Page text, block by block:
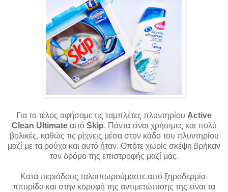
Για το τέλος αφήσαμε τις ταμπλέτες πλυντηρίου Active
Clean Ultimateαπό Skip. Πάντα είναι χρήσιμες και πολύ
βολικές, καθώς τις ρίχνεις μέσα στον κάδο του πλυντηρίου
μαζί με τα ρούχα και αυτό ήταν. Οπότε χωρίς σκέψη βρήκαν
τον δρόμο της επιστροφής μαζί μας.
Κατά περιόδους ταλαιπωρούμαστε από ξηροδερμία-
πιτυρίδα και στην κορυφή της αντιμετώπισης της είναι τα